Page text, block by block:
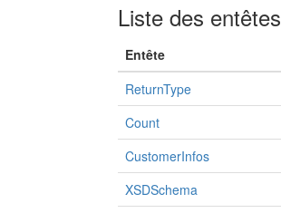
Liste des entêtes
Entête
ReturnType
Count
CustomerInfos
XSDSchema